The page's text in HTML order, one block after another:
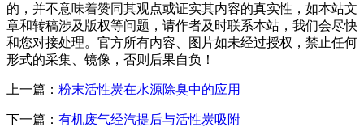
的，并不意味着赞同其观点或证实其内容的真实性，如本站文
章和转稿涉及版权等问题，请作者及时联系本站，我们会尽快
和您对接处理。官方所有内容、图片如未经过授权，禁止任何
形式的采集、镜像，否则后果自负！
上一篇： 粉末活性炭在水源除臭中的应用
下一篇： 有机废气经汽提后与活性炭吸附